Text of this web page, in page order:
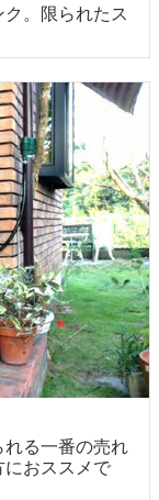
。限られたス
る一番の売れ
おススメで